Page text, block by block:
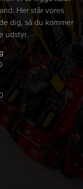
Her står vores
dig, så du kommer
udstyr.